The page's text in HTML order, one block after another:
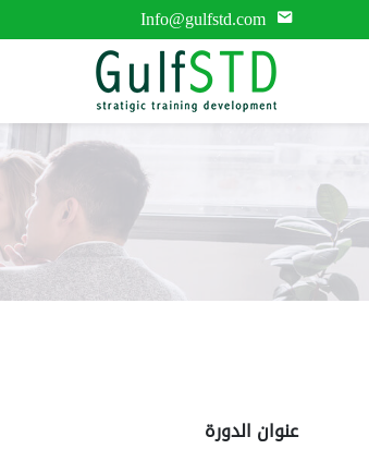
Info@gulfstd.com
عنوان الدورة